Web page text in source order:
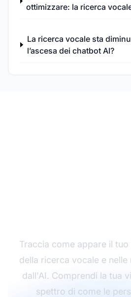
ottimizzare: la ricerca
La ricerca vocale sta
l’ascesa dei chatbot AI?
Traccia come appare il
della ricerca vocale e
dall'AI. Comprendi la tua
spettro di come le